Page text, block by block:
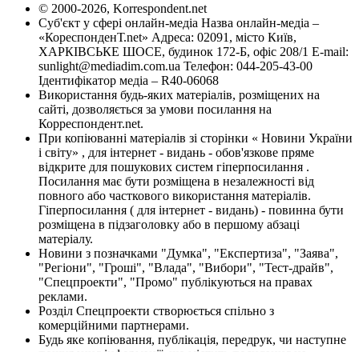
© 2000-2026, Korrespondent.net
Суб'єкт у сфері онлайн-медіа Назва онлайн-медіа –
«КореспонденТ.net» Адреса: 02091, місто Київ,
ХАРКІВСЬКЕ ШОСЕ, будинок 172-Б, офіс 208/1 E-mail:
sunlight@mediadim.com.ua Телефон: 044-205-43-00
Ідентифікатор медіа – R40-06068
Використання будь-яких матеріалів, розміщених на
сайті, дозволяється за умови посилання на
Корреспондент.net.
При копіюванні матеріалів зі сторінки « Новини України
і світу» , для інтернет - видань - обов'язкове пряме
відкрите для пошукових систем гіперпосилання .
Посилання має бути розміщена в незалежності від
повного або часткового використання матеріалів.
Гіперпосилання ( для інтернет - видань) - повинна бути
розміщена в підзаголовку або в першому абзаці
матеріалу.
Новини з позначками "Думка", "Експертиза", "Заява",
"Регіони", "Гроші", "Влада", "Вибори", "Тест-драйв",
"Спецпроекти", "Промо" публікуються на правах
реклами.
Розділ Спецпроекти створюється спільно з
комерційними партнерами.
Будь яке копіювання, публікація, передрук, чи наступне